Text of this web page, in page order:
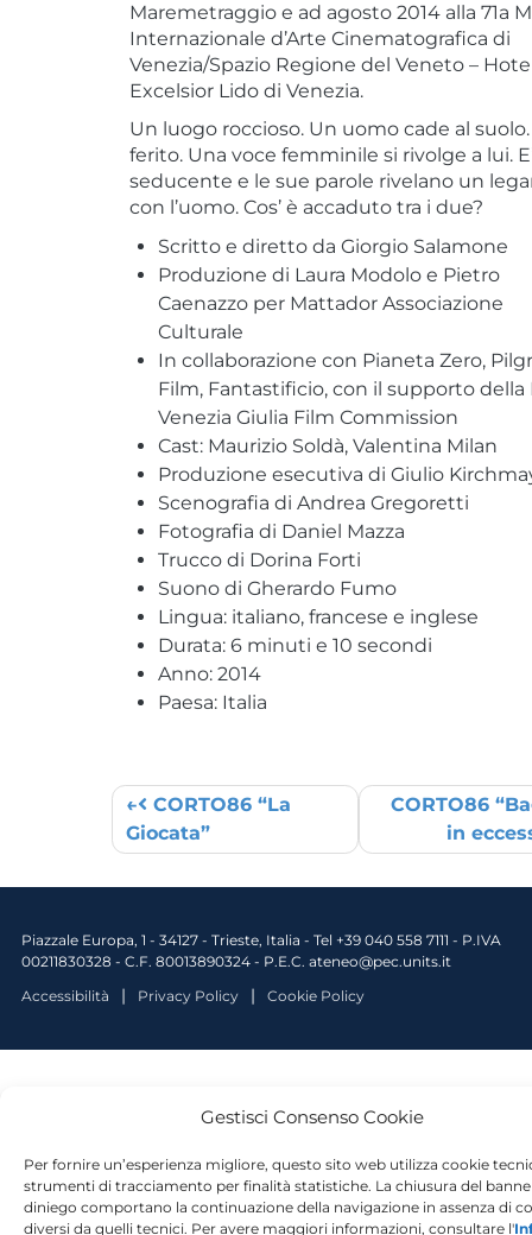
Gestisci Consenso Cookie
Per fornire un’esperienza migliore, questo sito web utilizza cookie
strumenti di tracciamento per finalità statistiche. La chiusura del
diniego comportano la continuazione della navigazione in assenza di
diversi da quelli tecnici. Per avere maggiori informazioni, consultare l'
Maremetraggio e ad agosto 2014 alla 71a
Internazionale d’Arte Cinematografica di
Venezia/Spazio Regione del Veneto –
Excelsior Lido di Venezia.
Un luogo roccioso. Un uomo cade al suolo.
ferito. Una voce femminile si rivolge a lui.
seducente e le sue parole rivelano un
con l’uomo. Cos’ è accaduto tra i due?
Scritto e diretto da Giorgio Salamone
Produzione di Laura Modolo e Pietro
Caenazzo per Mattador Associazione
Culturale
In collaborazione con Pianeta Zero,
Film, Fantastificio, con il supporto della
Venezia Giulia Film Commission
Cast: Maurizio Soldà, Valentina Milan
Produzione esecutiva di Giulio
Scenografia di Andrea Gregoretti
Fotografia di Daniel Mazza
Trucco di Dorina Forti
Suono di Gherardo Fumo
Lingua: italiano, francese e inglese
Durata: 6 minuti e 10 secondi
Anno: 2014
Paesa: Italia
Post navigation
CORTO86 “La
Giocata”
CORTO86
in
Piazzale Europa, 1 - 34127 - Trieste, Italia - Tel +39 040 558 7111 - P.IVA
00211830328 - C.F. 80013890324 - P.E.C. ateneo@pec.units.it
Accessibilità
Privacy Policy Cookie Policy